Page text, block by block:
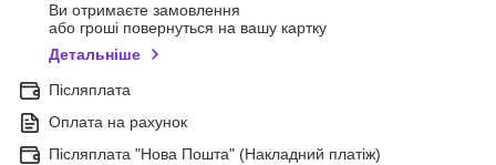
Ви отримаєте замовлення
або гроші повернуться на вашу картку
Детальніше
Післяплата
Оплата на рахунок
Післяплата "Нова Пошта" (Накладний платіж)